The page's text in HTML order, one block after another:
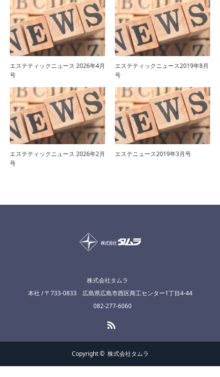
エステティックニュース 2026年4月
号
エステティックニュース2019年8月
号
エステティックニュース 2026年2月
号
エステニュース2019年3月号
株式会社タムラ
本社 / 〒733-0833 広島県広島市西区商工センター1丁目4-44
082-277-6060
Copyright © 株式会社タムラ